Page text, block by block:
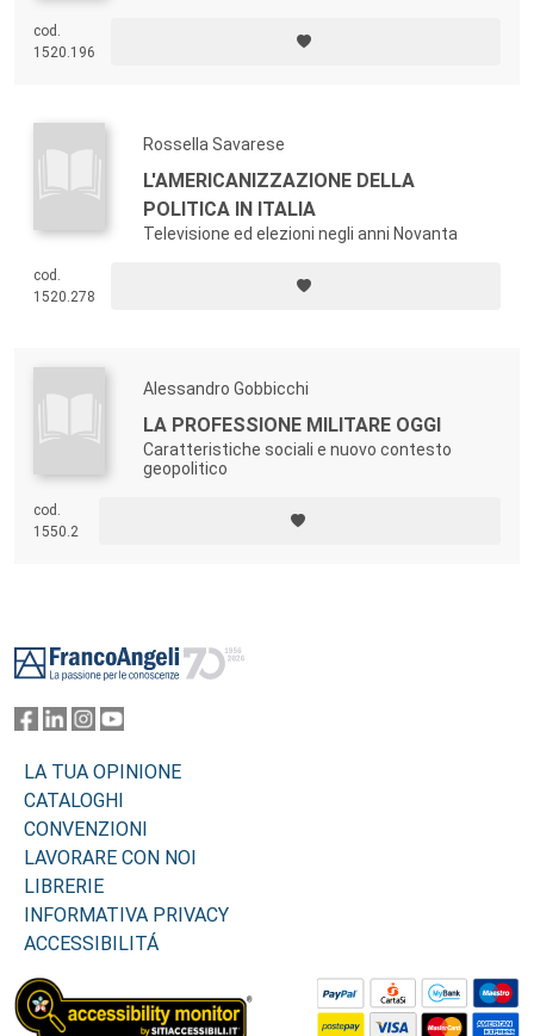
cod.
1520.196
Rossella Savarese
L'AMERICANIZZAZIONE DELLA
POLITICA IN ITALIA
Televisione ed elezioni negli anni Novanta
cod.
1520.278
Alessandro Gobbicchi
LA PROFESSIONE MILITARE OGGI
Caratteristiche sociali e nuovo contesto
geopolitico
cod.
1550.2
LA TUA OPINIONE
CATALOGHI
CONVENZIONI
LAVORARE CON NOI
LIBRERIE
INFORMATIVA PRIVACY
ACCESSIBILITÁ